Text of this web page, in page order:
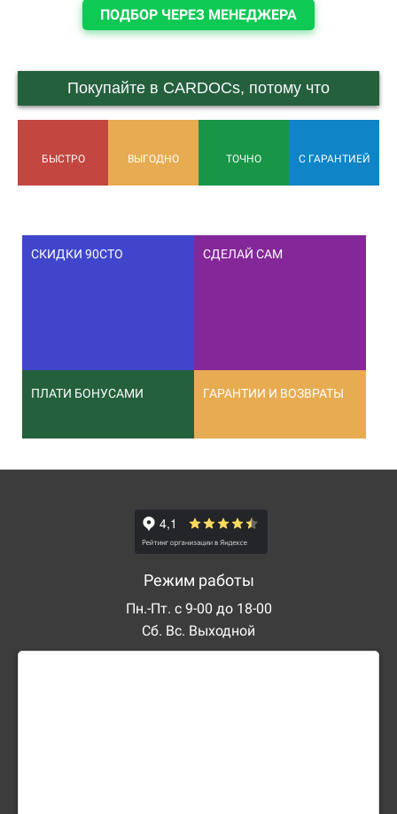
ПОДБОР ЧЕРЕЗ МЕНЕДЖЕРА
Покупайте в CARDOCs, потому что
БЫСТРО ВЫГОДНО ТОЧНО С ГАРАНТИЕЙ
СКИДКИ 90СТО СДЕЛАЙ САМ
ПЛАТИ БОНУСАМИ ГАРАНТИИ И ВОЗВРАТЫ
Режим работы
Пн.-Пт. с 9-00 до 18-00
Сб. Вс. Выходной